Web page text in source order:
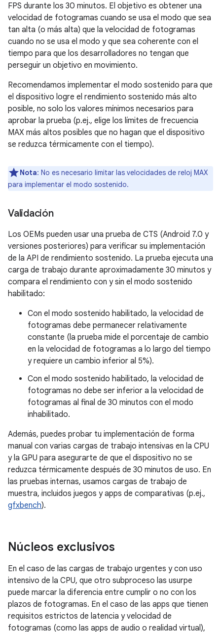
FPS durante los 30 minutos. El objetivo es obtener una
velocidad de fotogramas cuando se usa el modo que sea
tan alta (o más alta) que la velocidad de fotogramas
cuando no se usa el modo y que sea coherente con el
tiempo para que los desarrolladores no tengan que
perseguir un objetivo en movimiento.
Recomendamos implementar el modo sostenido para que
el dispositivo logre el rendimiento sostenido más alto
posible, no solo los valores mínimos necesarios para
aprobar la prueba (p.ej., elige los límites de frecuencia
MAX más altos posibles que no hagan que el dispositivo
se reduzca térmicamente con el tiempo).
Nota: No es necesario limitar las velocidades de reloj MAX
para implementar el modo sostenido.
Validación
Los OEMs pueden usar una prueba de CTS (Android 7.0 y
versiones posteriores) para verificar su implementación
de la API de rendimiento sostenido. La prueba ejecuta una
carga de trabajo durante aproximadamente 30 minutos y
compara el rendimiento con y sin el modo sostenido
habilitado:
Con el modo sostenido habilitado, la velocidad de
fotogramas debe permanecer relativamente
constante (la prueba mide el porcentaje de cambio
en la velocidad de fotogramas a lo largo del tiempo
y requiere un cambio inferior al 5%).
Con el modo sostenido habilitado, la velocidad de
fotogramas no debe ser inferior a la velocidad de
fotogramas al final de 30 minutos con el modo
inhabilitado.
Además, puedes probar tu implementación de forma
manual con varias cargas de trabajo intensivas en la CPU
y la GPU para asegurarte de que el dispositivo no se
reduzca térmicamente después de 30 minutos de uso. En
las pruebas internas, usamos cargas de trabajo de
muestra, incluidos juegos y apps de comparativas (p.ej.,
gfxbench).
Núcleos exclusivos
En el caso de las cargas de trabajo urgentes y con uso
intensivo de la CPU, que otro subproceso las usurpe
puede marcar la diferencia entre cumplir o no con los
plazos de fotogramas. En el caso de las apps que tienen
requisitos estrictos de latencia y velocidad de
fotogramas (como las apps de audio o realidad virtual),